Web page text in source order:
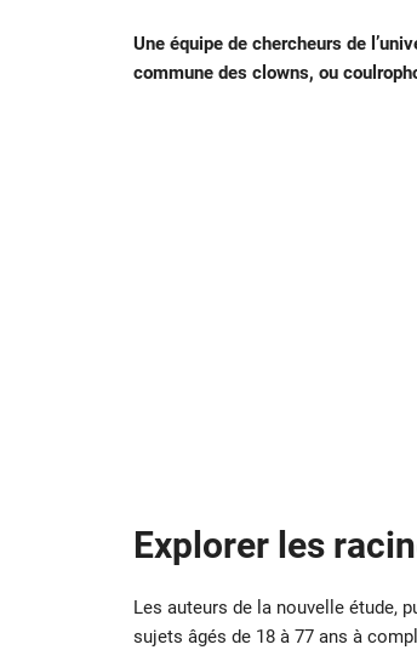
Une équipe de chercheurs de
commune des clowns, ou
Explorer les
Les auteurs de la nouvelle étude,
sujets âgés de 18 à 77 ans à